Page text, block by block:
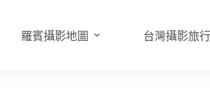
羅賓攝影地圖 台灣攝影旅行